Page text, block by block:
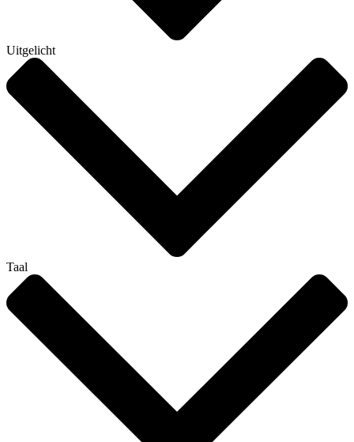
Uitgelicht
Taal